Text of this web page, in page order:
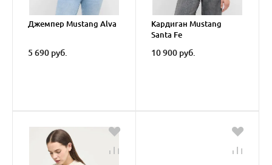
Джемпер Mustang Alva
5 690 руб.
Кардиган Mustang
Santa Fe
10 900 руб.